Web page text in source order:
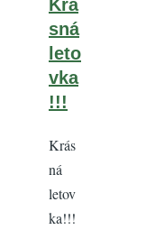
Krá
sná
leto
vka
!!!
Krás
ná
letov
ka!!!